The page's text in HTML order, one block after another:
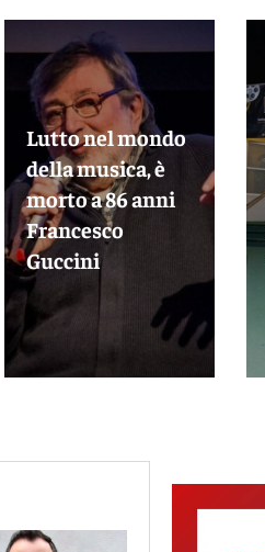
Lutto nel mondo
della musica, è
morto a 86 anni
Francesco
Guccini